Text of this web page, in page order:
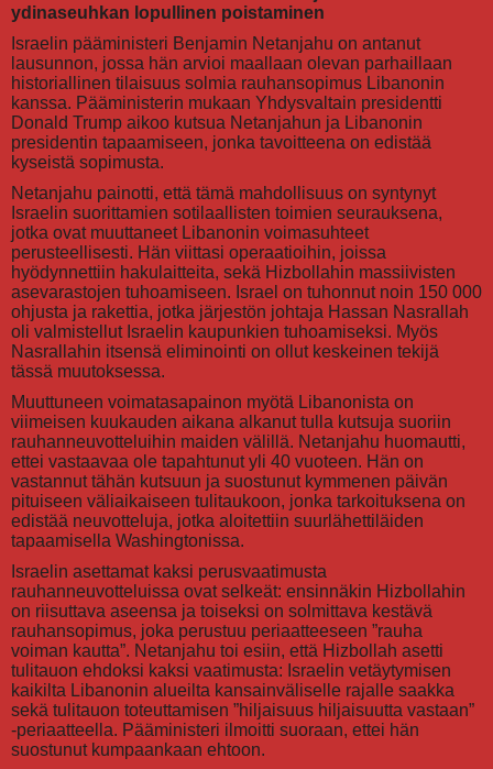
ydinaseuhkan lopullinen poistaminen
Israelin pääministeri Benjamin Netanjahu on antanut
lausunnon, jossa hän arvioi maallaan olevan parhaillaan
historiallinen tilaisuus solmia rauhansopimus Libanonin
kanssa. Pääministerin mukaan Yhdysvaltain presidentti
Donald Trump aikoo kutsua Netanjahun ja Libanonin
presidentin tapaamiseen, jonka tavoitteena on edistää
kyseistä sopimusta.
Netanjahu painotti, että tämä mahdollisuus on syntynyt
Israelin suorittamien sotilaallisten toimien seurauksena,
jotka ovat muuttaneet Libanonin voimasuhteet
perusteellisesti. Hän viittasi operaatioihin, joissa
hyödynnettiin hakulaitteita, sekä Hizbollahin massiivisten
asevarastojen tuhoamiseen. Israel on tuhonnut noin 150 000
ohjusta ja rakettia, jotka järjestön johtaja Hassan Nasrallah
oli valmistellut Israelin kaupunkien tuhoamiseksi. Myös
Nasrallahin itsensä eliminointi on ollut keskeinen tekijä
tässä muutoksessa.
Muuttuneen voimatasapainon myötä Libanonista on
viimeisen kuukauden aikana alkanut tulla kutsuja suoriin
rauhanneuvotteluihin maiden välillä. Netanjahu huomautti,
ettei vastaavaa ole tapahtunut yli 40 vuoteen. Hän on
vastannut tähän kutsuun ja suostunut kymmenen päivän
pituiseen väliaikaiseen tulitaukoon, jonka tarkoituksena on
edistää neuvotteluja, jotka aloitettiin suurlähettiläiden
tapaamisella Washingtonissa.
Israelin asettamat kaksi perusvaatimusta
rauhanneuvotteluissa ovat selkeät: ensinnäkin Hizbollahin
on riisuttava aseensa ja toiseksi on solmittava kestävä
rauhansopimus, joka perustuu periaatteeseen ”rauha
voiman kautta”. Netanjahu toi esiin, että Hizbollah asetti
tulitauon ehdoksi kaksi vaatimusta: Israelin vetäytymisen
kaikilta Libanonin alueilta kansainväliselle rajalle saakka
sekä tulitauon toteuttamisen ”hiljaisuus hiljaisuutta vastaan”
-periaatteella. Pääministeri ilmoitti suoraan, ettei hän
suostunut kumpaankaan ehtoon.